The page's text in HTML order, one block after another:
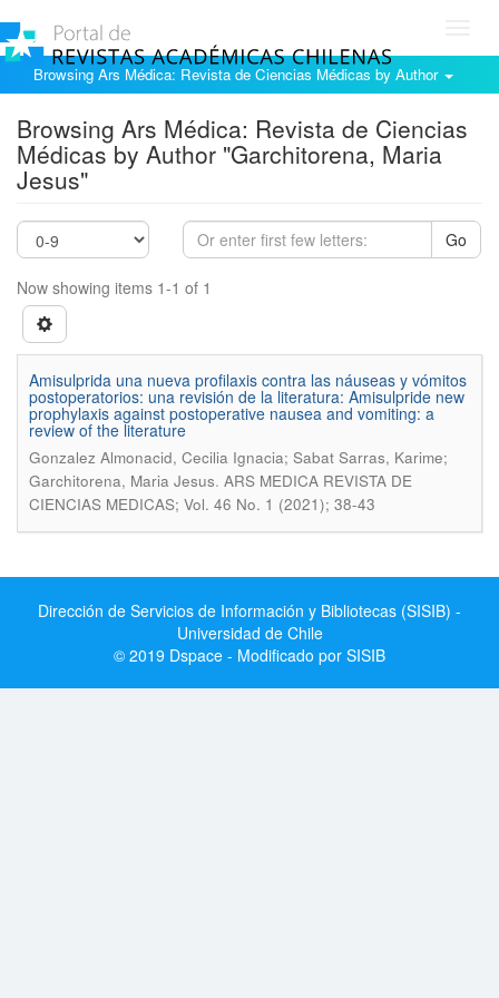
Browsing Ars Médica: Revista de Ciencias Médicas by Author
Browsing Ars Médica: Revista de Ciencias
Médicas by Author "Garchitorena, Maria
Jesus"
Go
Now showing items 1-1 of 1
Amisulprida una nueva profilaxis contra las náuseas y vómitos
postoperatorios: una revisión de la literatura: Amisulpride new
prophylaxis against postoperative nausea and vomiting: a
review of the literature
Gonzalez Almonacid, Cecilia Ignacia; Sabat Sarras, Karime;
Garchitorena, Maria Jesus. ARS MEDICA REVISTA DE
CIENCIAS MEDICAS; Vol. 46 No. 1 (2021); 38-43
Dirección de Servicios de Información y Bibliotecas (SISIB) -
Universidad de Chile
© 2019 Dspace - Modificado por SISIB